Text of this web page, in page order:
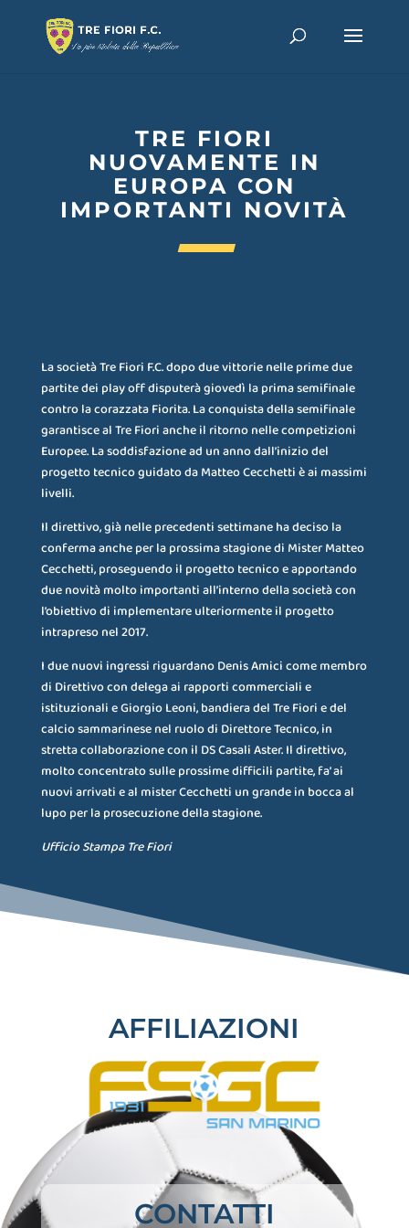
TRE FIORI
NUOVAMENTE IN
EUROPA CON
IMPORTANTI NOVITÀ
La società Tre Fiori F.C. dopo due vittorie nelle prime due
partite dei play off disputerà giovedì la prima semifinale
contro la corazzata Fiorita. La conquista della semifinale
garantisce al Tre Fiori anche il ritorno nelle competizioni
Europee. La soddisfazione ad un anno dall’inizio del
progetto tecnico guidato da Matteo Cecchetti è ai massimi
livelli.
Il direttivo, già nelle precedenti settimane ha deciso la
conferma anche per la prossima stagione di Mister Matteo
Cecchetti, proseguendo il progetto tecnico e apportando
due novità molto importanti all’interno della società con
l’obiettivo di implementare ulteriormente il progetto
intrapreso nel 2017.
I due nuovi ingressi riguardano Denis Amici come membro
di Direttivo con delega ai rapporti commerciali e
istituzionali e Giorgio Leoni, bandiera del Tre Fiori e del
calcio sammarinese nel ruolo di Direttore Tecnico, in
stretta collaborazione con il DS Casali Aster. Il direttivo,
molto concentrato sulle prossime difficili partite, fa’ ai
nuovi arrivati e al mister Cecchetti un grande in bocca al
lupo per la prosecuzione della stagione.
Ufficio Stampa Tre Fiori
AFFILIAZIONI
CONTATTI